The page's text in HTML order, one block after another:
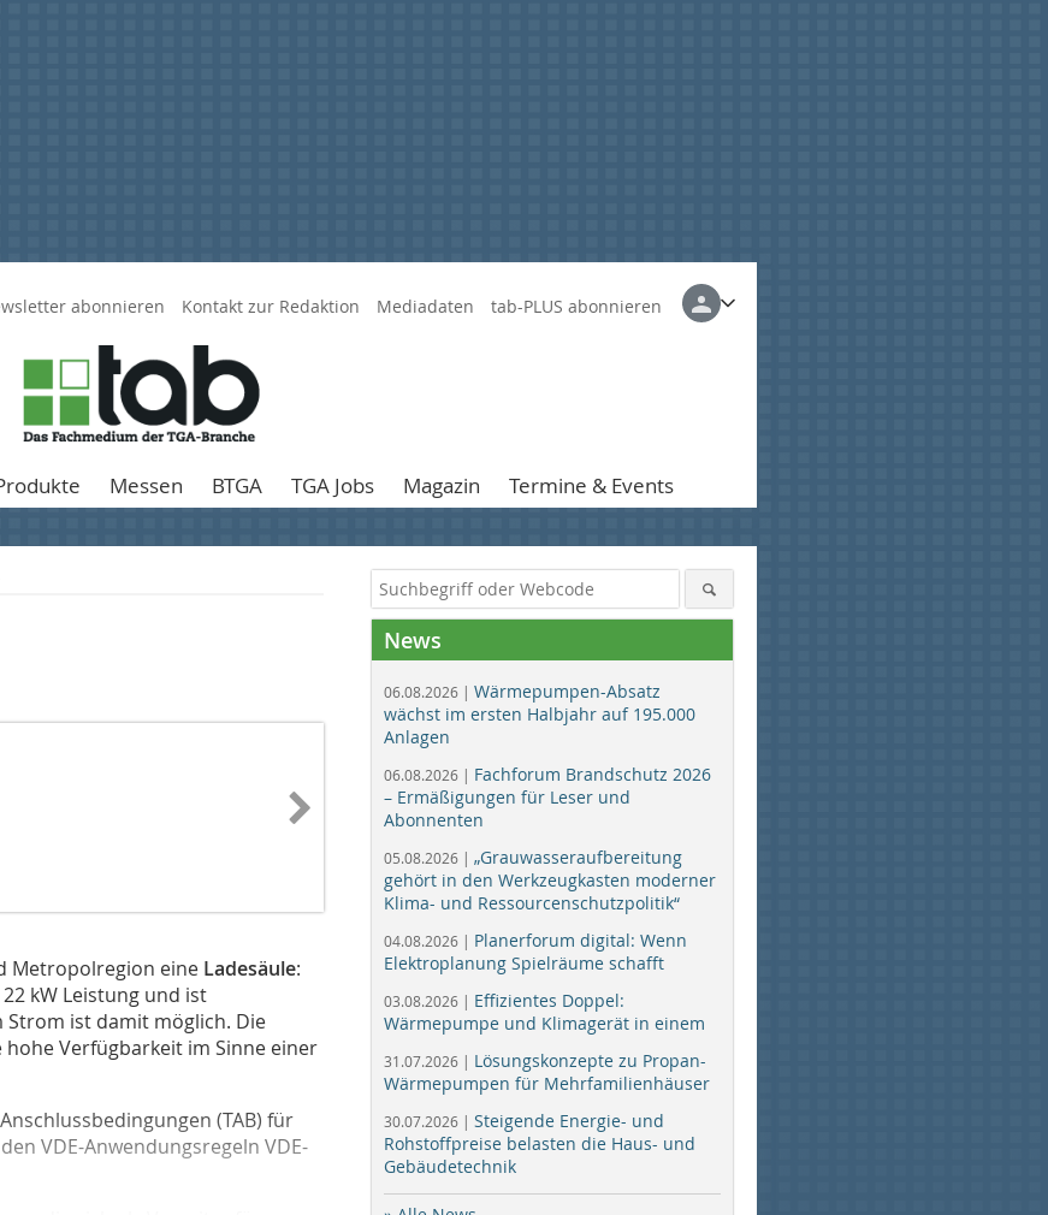
abonnieren Kontakt zur Redaktion Mediadaten tab-PLUS abonnieren
Messen BTGA TGA Jobs Magazin Termine & Events
Metropol­region eine Ladesäule:
kW Leistung und ist
Strom ist damit möglich. Die
Verfügbarkeit im Sinne einer
(TAB) für
VDE-Anwendungsregeln VDE-
News
06.08.2026 | Wärmepumpen-Absatz
wächst im ersten Halbjahr auf 195.000
Anlagen
06.08.2026 | Fachforum Brandschutz 2026
– Ermäßigungen für Leser und
Abonnenten
05.08.2026 | „Grauwasseraufbereitung
gehört in den Werkzeugkasten moderner
Klima- und Ressourcenschutzpolitik“
04.08.2026 | Planerforum digital: Wenn
Elektroplanung Spielräume schafft
03.08.2026 | Effizientes Doppel:
Wärmepumpe und Klimagerät in einem
31.07.2026 | Lösungskonzepte zu Propan-
Wärmepumpen für Mehrfamilienhäuser
30.07.2026 | Steigende Energie- und
Rohstoffpreise belasten die Haus- und
Gebäudetechnik